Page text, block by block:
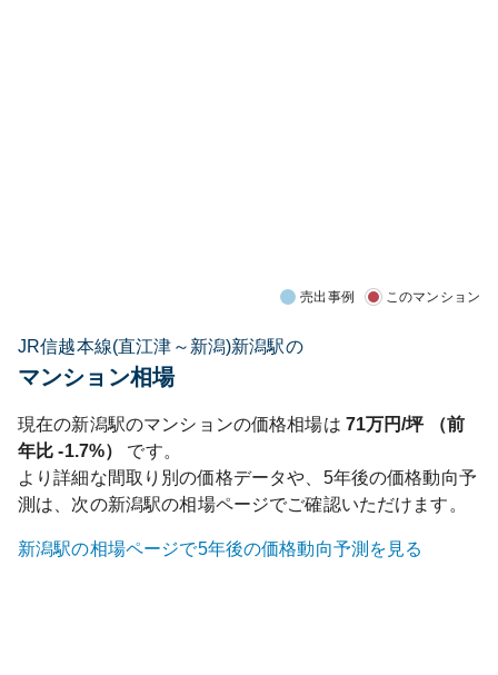
売出事例 このマンション
JR信越本線(直江津～新潟)新潟駅の
マンション相場
現在の新潟駅のマンションの価格相場は 71万円/坪 （前
年比-1.7%）
です。
より詳細な間取り別の価格データや、5年後の価格動向予
測は、次の新潟駅の相場ページでご確認いただけます。
新潟駅の相場ページで5年後の価格動向予測を見る